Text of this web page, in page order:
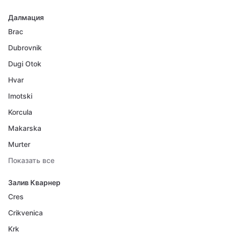
Далмация
Brac
Dubrovnik
Dugi Otok
Hvar
Imotski
Korcula
Makarska
Murter
Показать все
Залив Кварнер
Cres
Crikvenica
Krk